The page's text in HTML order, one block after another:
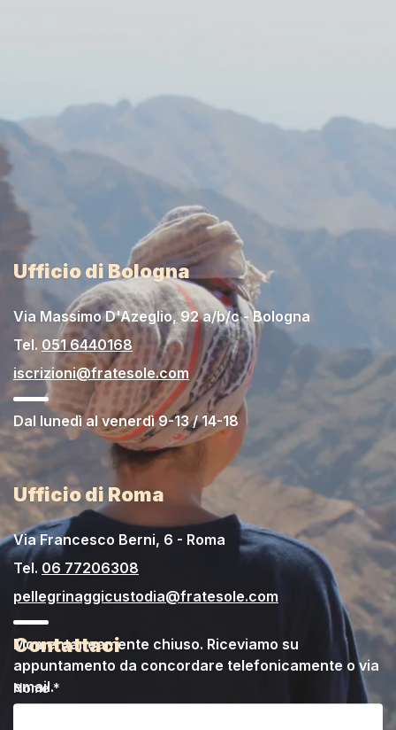
Ufficio di Bologna
Via Massimo D'Azeglio, 92 a/b/c - Bologna
Tel. 051 6440168
iscrizioni@fratesole.com
Dal lunedì al venerdì 9-13 / 14-18
Ufficio di Roma
Via Francesco Berni, 6 - Roma
Tel. 06 77206308
pellegrinaggicustodia@fratesole.com
Momentaneamente chiuso. Riceviamo su
appuntamento da concordare telefonicamente o via
email.
Contattaci
Nome *